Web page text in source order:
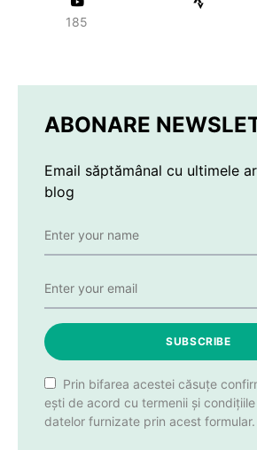
185
ABONARE
Email săptămânal cu ultimele
blog
SUBSCRIBE
Prin bifarea acestei căsuțe
ești de acord cu termenii și
datelor furnizate prin acest formular.